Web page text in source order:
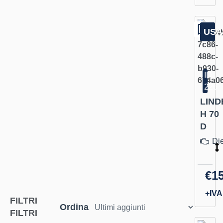
FILTRI
FILTRI
Ordina
ID:
226
H 70
D
+IVA